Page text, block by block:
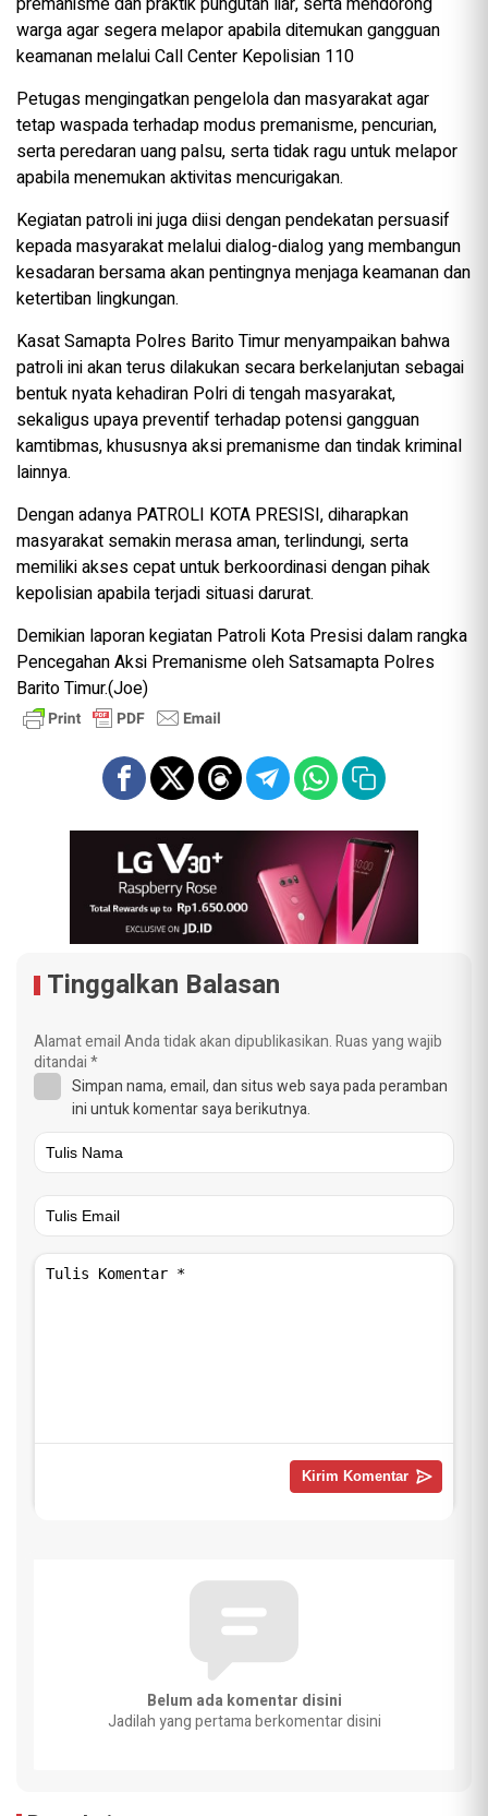
warga agar segera melapor apabila ditemukan gangguan
keamanan melalui Call Center Kepolisian 110
Petugas mengingatkan pengelola dan masyarakat agar
tetap waspada terhadap modus premanisme, pencurian,
serta peredaran uang palsu, serta tidak ragu untuk melapor
apabila menemukan aktivitas mencurigakan.
Kegiatan patroli ini juga diisi dengan pendekatan persuasif
kepada masyarakat melalui dialog-dialog yang membangun
kesadaran bersama akan pentingnya menjaga keamanan dan
ketertiban lingkungan.
Kasat Samapta Polres Barito Timur menyampaikan bahwa
patroli ini akan terus dilakukan secara berkelanjutan sebagai
bentuk nyata kehadiran Polri di tengah masyarakat,
sekaligus upaya preventif terhadap potensi gangguan
kamtibmas, khususnya aksi premanisme dan tindak kriminal
lainnya.
Dengan adanya PATROLI KOTA PRESISI, diharapkan
masyarakat semakin merasa aman, terlindungi, serta
memiliki akses cepat untuk berkoordinasi dengan pihak
kepolisian apabila terjadi situasi darurat.
Demikian laporan kegiatan Patroli Kota Presisi dalam rangka
Pencegahan Aksi Premanisme oleh Satsamapta Polres
Barito Timur.(Joe)
Tinggalkan Balasan
Alamat email Anda tidak akan dipublikasikan.Ruas yang wajib
ditandai*
Simpan nama, email, dan situs web saya pada peramban
ini untuk komentar saya berikutnya.
Belum ada komentar disini
Jadilah yang pertama berkomentar disini